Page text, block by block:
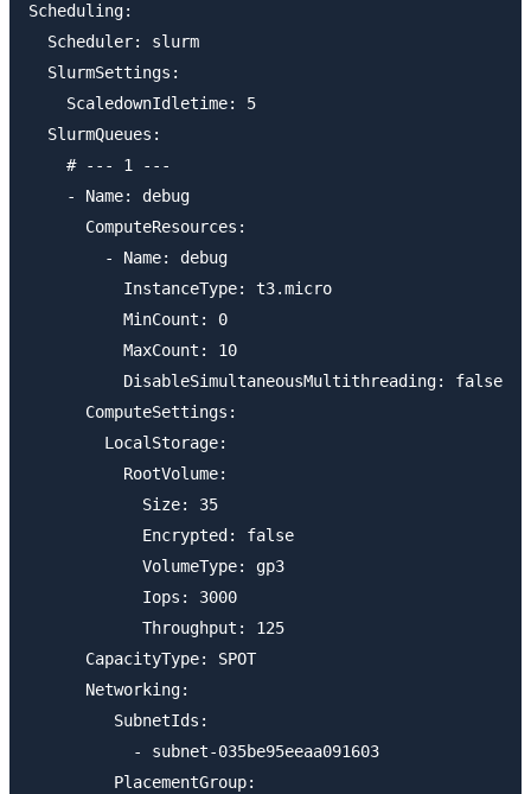
Scheduling:
  Scheduler: slurm
  SlurmSettings:
    ScaledownIdletime: 5
  SlurmQueues:
    # --- 1 ---
    - Name: debug
      ComputeResources:
        - Name: debug
          InstanceType: t3.micro
          MinCount: 0
          MaxCount: 10
          DisableSimultaneousMultithreading: false
      ComputeSettings:
        LocalStorage:
          RootVolume:
            Size: 35
            Encrypted: false
            VolumeType: gp3
            Iops: 3000
            Throughput: 125
      CapacityType: SPOT
      Networking:
         SubnetIds:
           - subnet-035be95eeaa091603
         PlacementGroup: